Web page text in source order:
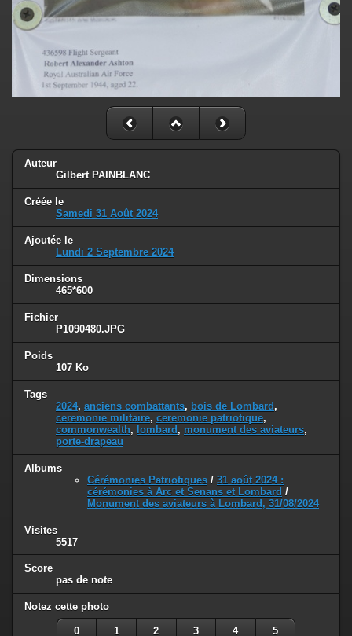
Auteur
Gilbert PAINBLANC
Créée le
Samedi 31 Août 2024
Ajoutée le
Lundi 2 Septembre 2024
Dimensions
465*600
Fichier
P1090480.JPG
Poids
107 Ko
Tags
2024, anciens combattants, bois de Lombard,
ceremonie militaire, ceremonie patriotique,
commonwealth, lombard, monument des aviateurs,
porte-drapeau
Albums
Cérémonies Patriotiques / 31 août 2024 :
cérémonies à Arc et Senans et Lombard /
Monument des aviateurs à Lombard, 31/08/2024
Visites
5517
Score
pas de note
Notez cette photo
0 1 2 3 4 5